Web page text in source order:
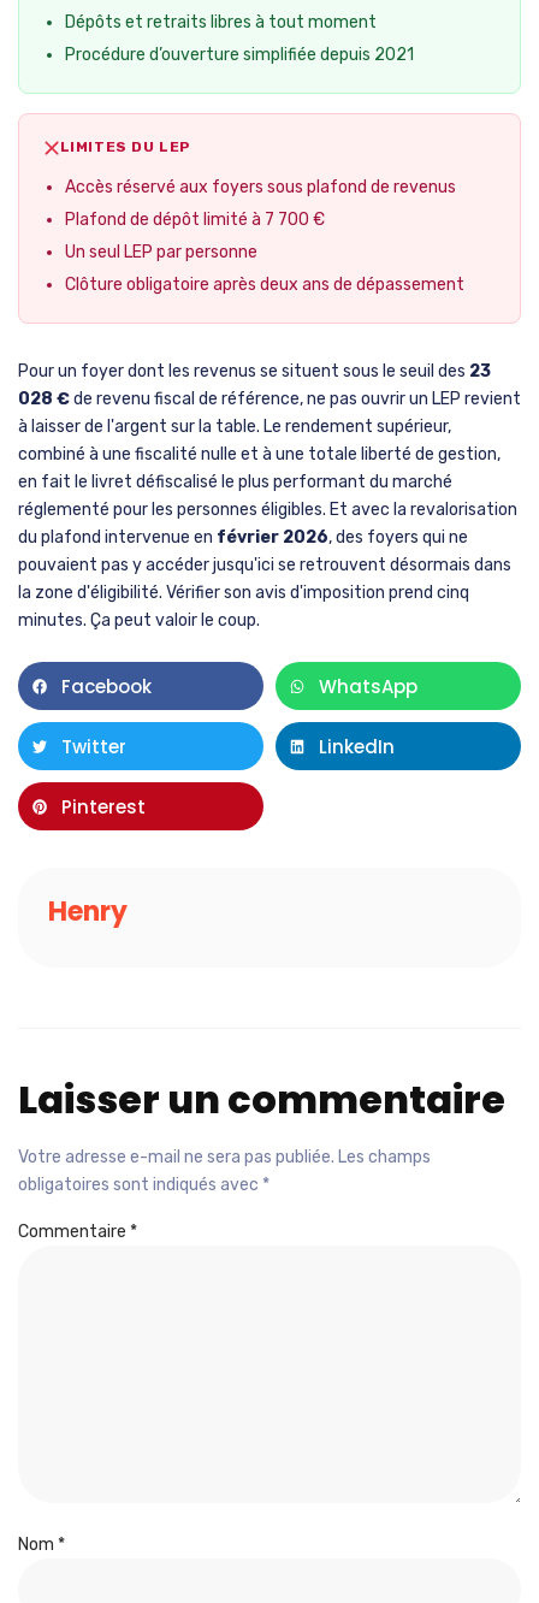
Dépôts et retraits libres à tout moment
Procédure d’ouverture simplifiée depuis 2021
LIMITES DU LEP
Accès réservé aux foyers sous plafond de revenus
Plafond de dépôt limité à 7 700 €
Un seul LEP par personne
Clôture obligatoire après deux ans de dépassement
Pour un foyer dont les revenus se situent sous le seuil des 23
028 €de revenu fiscal de référence, ne pas ouvrir un LEP revient
à laisser de l'argent sur la table. Le rendement supérieur,
combiné à une fiscalité nulle et à une totale liberté de gestion,
en fait le livret défiscalisé le plus performant du marché
réglementé pour les personnes éligibles. Et avec la revalorisation
du plafond intervenue en février 2026, des foyers qui ne
pouvaient pas y accéder jusqu'ici se retrouvent désormais dans
la zone d'éligibilité. Vérifier son avis d'imposition prend cinq
minutes. Ça peut valoir le coup.
Facebook WhatsApp
Twitter LinkedIn
Pinterest
Henry
Laisser un commentaire
Votre adresse e-mail ne sera pas publiée. Les champs
obligatoires sont indiqués avec *
Commentaire *
Nom *